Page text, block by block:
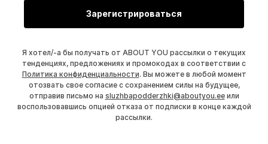
Зарегистрироваться
Я хотел/-а бы получать от ABOUT YOU рассылки о текущих
тенденциях, предложениях и промокодах в соответствии с
Политика конфиденциальности. Вы можете в любой момент
отозвать свое согласие с сохранением силы на будущее,
отправив письмо на sluzhbapodderzhki@aboutyou.eeили
воспользовавшись опцией отказа от подписки в конце каждой
рассылки.